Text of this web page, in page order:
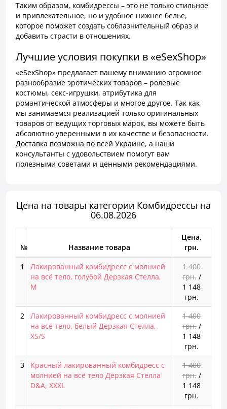
Таким образом, комбидрессы – это не только стильное
и привлекательное, но и удобное нижнее белье,
которое поможет создать соблазнительный образ и
добавить страсти в отношениях.
Лучшие условия покупки в «eSexShop»
«eSexShop» предлагает вашему вниманию огромное
разнообразие эротических товаров – ролевые
костюмы, секс-игрушки, атрибутика для
романтической атмосферы и многое другое. Так как
мы занимаемся реализацией только оригинальных
товаров от ведущих торговых марок, вы можете быть
абсолютно уверенными в их качестве и безопасности.
Доставка возможна по всей Украине, а наши
консультанты с удовольствием помогут вам
полезными советами и ценными рекомендациями.
Цена на товары категории Комбидрессы на
06.08.2026
№ Название товара
Цена,
грн.
1
Лакированный комбидресс с молнией
на всё тело, голубой Дерзкая Стелла,
M
1 400
грн./
1 148
грн.
2
Лакированный комбидресс с молнией
на всё тело, белый Дерзкая Стелла,
XS/S
1 400
грн./
1 148
грн.
3
Красный лакированный комбидресс с
молнией на всё тело Дерзкая Стелла
D&A, XXXL
1 400
грн./
1 148
грн.